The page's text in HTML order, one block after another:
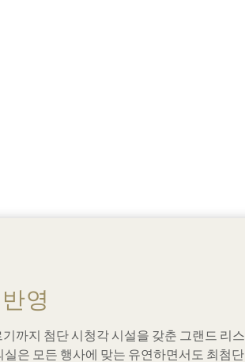
영
기까지 첨단 시청각 시설을 갖춘 그랜드 리스
실은 모든 행사에 맞는 유연하면서도 최첨단